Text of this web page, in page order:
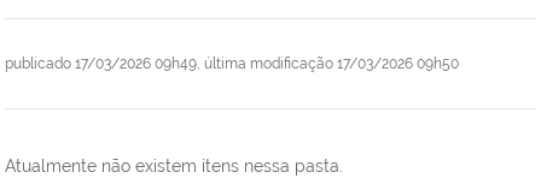
publicado 17/03/2026 09h49, última modificação 17/03/2026 09h50
Atualmente não existem itens nessa pasta.